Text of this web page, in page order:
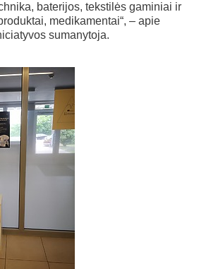
baterijos, tekstilės gaminiai ir
medikamentai“, – apie
sumanytoja.